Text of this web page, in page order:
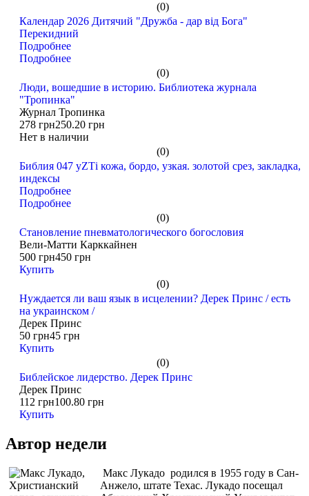
(0)
Календар 2026 Дитячий "Дружба - дар від Бога"
Перекидний
Подробнее
Подробнее
(0)
Люди, вошедшие в историю. Библиотека журнала
"Тропинка"
Журнал Тропинка
278 грн250.20 грн
Нет в наличии
(0)
Библия 047 уZТi кожа, бордо, узкая. золотой срез, закладка,
индексы
Подробнее
Подробнее
(0)
Становление пневматологического богословия
Вели-Матти Карккайнен
500 грн450 грн
Купить
(0)
Нуждается ли ваш язык в исцелении? Дерек Принс / есть
на украинском /
Дерек Принс
50 грн45 грн
Купить
(0)
Библейское лидерство. Дерек Принс
Дерек Принс
112 грн100.80 грн
Купить
Автор недели
Макс Лукадо родился в 1955 году в Сан-
Анжело, штате Техас. Лукадо посещал